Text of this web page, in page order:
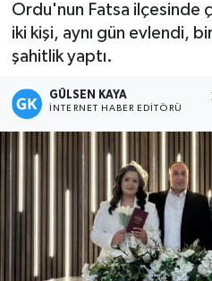
Ordu'nun Fatsa ilçesinde
iki kişi, aynı gün evlendi,
şahitlik yaptı.
GÜLSEN KAYA
İNTERNET HABER EDITÖRÜ
Kültür - Sanat
Mersin Tarihi
Özel Haber
Politika